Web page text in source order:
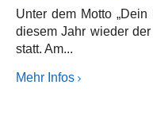
Unter dem Motto
diesem Jahr wieder
statt. Am...
Mehr Infos